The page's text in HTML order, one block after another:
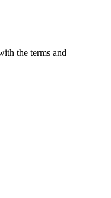
the terms and